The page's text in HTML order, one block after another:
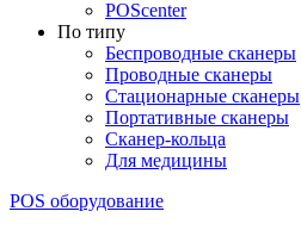
POScenter
По типу
Беспроводные сканеры
Проводные сканеры
Стационарные сканеры
Портативные сканеры
Сканер-кольца
Для медицины
POS оборудование